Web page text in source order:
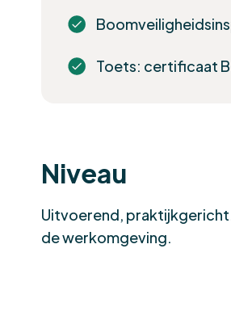
Toets: certificaat
Niveau
Uitvoerend,
de werkomgeving.